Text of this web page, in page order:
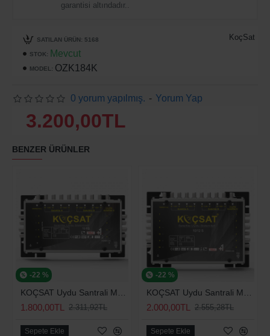
garantisi altındadır..
STOK: Mevcut
MODEL: OZK184K
KoçSat
SATILAN ÜRÜN: 5168
0 yorum yapılmış. - Yorum Yap
3.200,00TL
BENZER ÜRÜNLER
-22 %
KOÇSAT Uydu Santrali Multiswitch 10/8S (Adaptörlü)
1.800,00TL 2.311,92TL
Sepete Ekle
-22 %
KOÇSAT Uydu Santrali Multiswitch 10/12S (Adaptörlü)
2.000,00TL 2.555,28TL
Sepete Ekle